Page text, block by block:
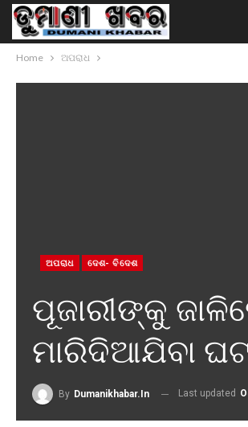
Home ଅପରାଧ
ଅପରାଧ ଦେଶ- ବିଦେଶ
ପୂଜାରୀଙ୍କୁ
ମାରିଦିଆଯିବା
By Dumanikhabar.in Last updated